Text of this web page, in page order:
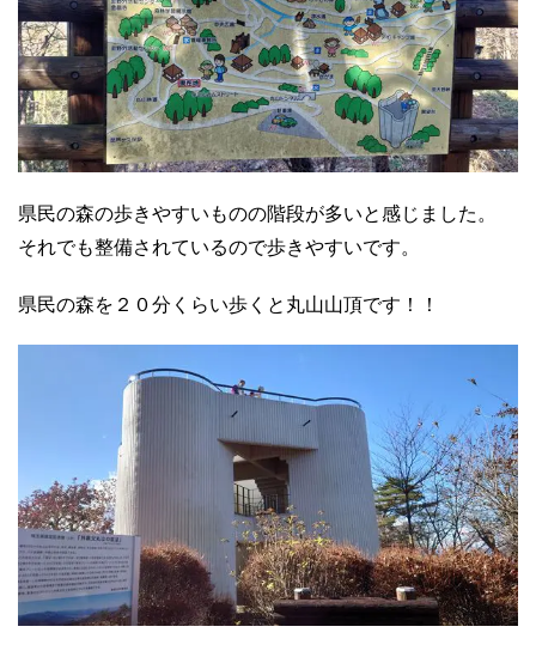
県民の森の歩きやすいものの階段が多いと感じました。
それでも整備されているので歩きやすいです。
県民の森を２０分くらい歩くと丸山山頂です！！